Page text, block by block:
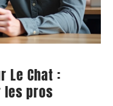
Le Chat :
les pros